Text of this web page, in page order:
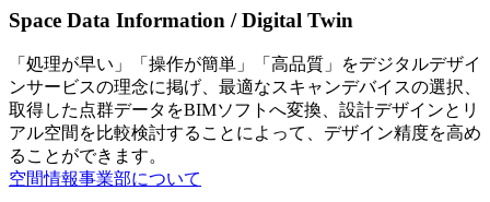
Space Data Information / Digital Twin
「処理が早い」「操作が簡単」「高品質」をデジタルデザイ
ンサービスの理念に掲げ、最適なスキャンデバイスの選択、
取得した点群データをBIMソフトへ変換、設計デザインとリ
アル空間を比較検討することによって、デザイン精度を高め
ることができます。
空間情報事業部について